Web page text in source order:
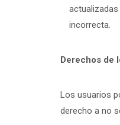
incorrecta.
Derechos de
Los usuarios
derecho a no